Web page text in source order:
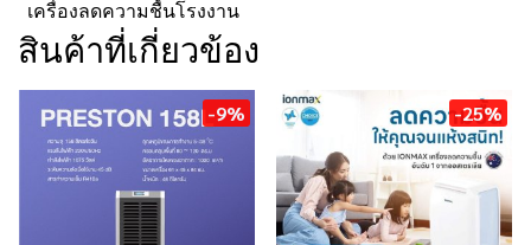
เครื่องลดความชื้นโรงงาน
สินค้าที่เกี่ยวข้อง
-9% -25%